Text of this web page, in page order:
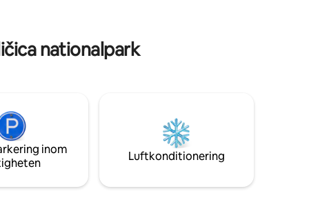
nationalpark
inom
Luftkonditionering